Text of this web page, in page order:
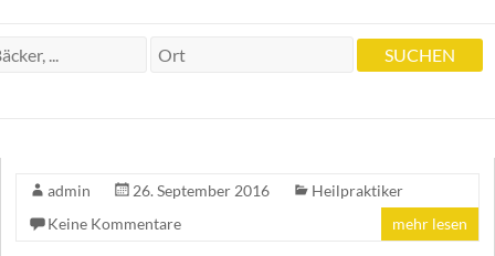
admin 26. September 2016
Heilpraktiker
Keine Kommentare
mehr lesen